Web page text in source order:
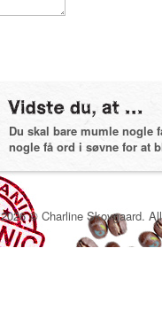
Du skal bare mumle nogle
nogle få ord i søvne for at
2026 © Charline Skovgaard.